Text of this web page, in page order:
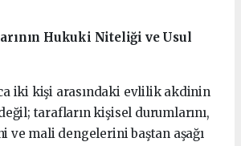
Hukuki Niteliği ve Usul
iki kişi arasındaki evlilik akdinin
tarafların kişisel durumlarını,
ve mali dengelerini baştan aşağı